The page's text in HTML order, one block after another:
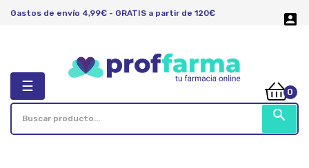
Gastos de envío 4,99€ - GRATIS a partir de 120€ 
search
Navegación
de
palanca
☰ 0